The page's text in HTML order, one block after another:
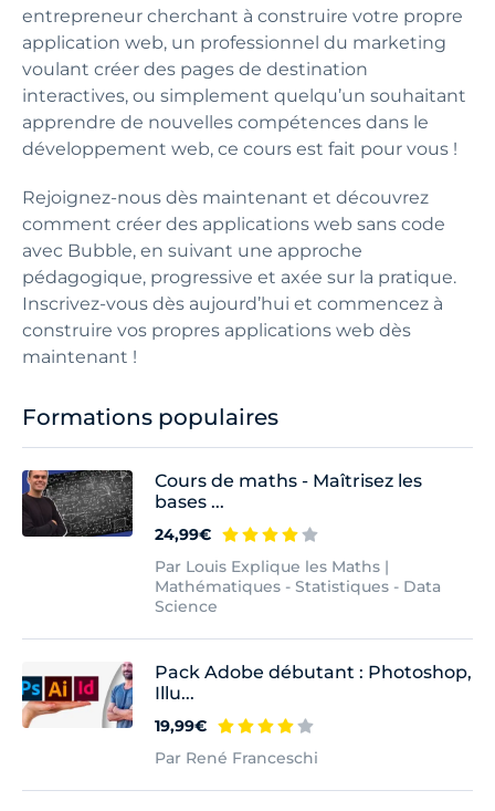
entrepreneur cherchant à construire votre propre
application web, un professionnel du marketing
voulant créer des pages de destination
interactives, ou simplement quelqu’un souhaitant
apprendre de nouvelles compétences dans le
développement web, ce cours est fait pour vous !
Rejoignez-nous dès maintenant et découvrez
comment créer des applications web sans code
avec Bubble, en suivant une approche
pédagogique, progressive et axée sur la pratique.
Inscrivez-vous dès aujourd’hui et commencez à
construire vos propres applications web dès
maintenant !
Formations populaires
Cours de maths - Maîtrisez les
bases ...
24,99€
Par Louis Explique les Maths |
Mathématiques - Statistiques - Data
Science
Pack Adobe débutant : Photoshop,
Illu...
19,99€
Par René Franceschi